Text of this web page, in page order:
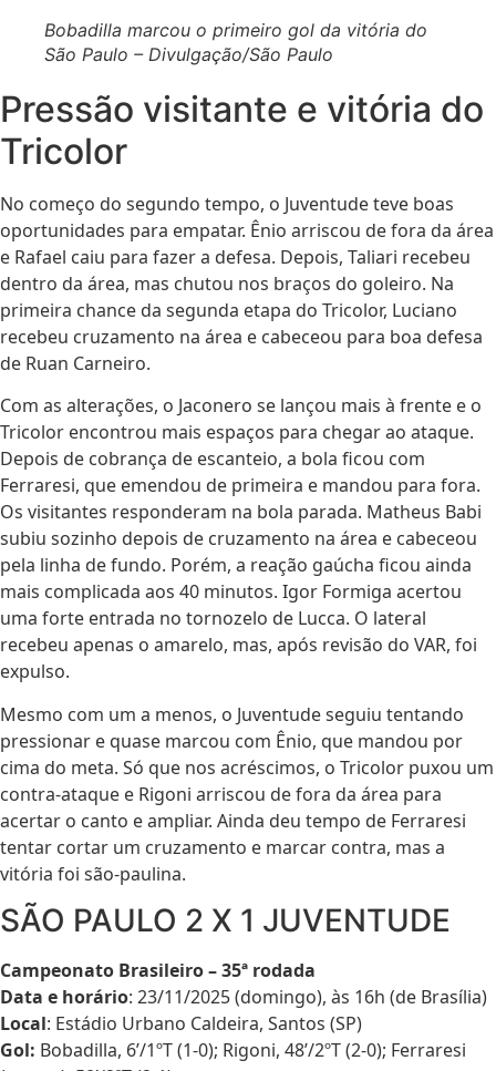
Bobadilla marcou o primeiro gol da vitória do
São Paulo – Divulgação/São Paulo
Pressão visitante e vitória do
Tricolor
No começo do segundo tempo, o Juventude teve boas
oportunidades para empatar. Ênio arriscou de fora da área
e Rafael caiu para fazer a defesa. Depois, Taliari recebeu
dentro da área, mas chutou nos braços do goleiro. Na
primeira chance da segunda etapa do Tricolor, Luciano
recebeu cruzamento na área e cabeceou para boa defesa
de Ruan Carneiro.
Com as alterações, o Jaconero se lançou mais à frente e o
Tricolor encontrou mais espaços para chegar ao ataque.
Depois de cobrança de escanteio, a bola ficou com
Ferraresi, que emendou de primeira e mandou para fora.
Os visitantes responderam na bola parada. Matheus Babi
subiu sozinho depois de cruzamento na área e cabeceou
pela linha de fundo. Porém, a reação gaúcha ficou ainda
mais complicada aos 40 minutos. Igor Formiga acertou
uma forte entrada no tornozelo de Lucca. O lateral
recebeu apenas o amarelo, mas, após revisão do VAR, foi
expulso.
Mesmo com um a menos, o Juventude seguiu tentando
pressionar e quase marcou com Ênio, que mandou por
cima do meta. Só que nos acréscimos, o Tricolor puxou um
contra-ataque e Rigoni arriscou de fora da área para
acertar o canto e ampliar. Ainda deu tempo de Ferraresi
tentar cortar um cruzamento e marcar contra, mas a
vitória foi são-paulina.
SÃO PAULO 2 X 1 JUVENTUDE
Campeonato Brasileiro – 35ª rodada
Data e horário: 23/11/2025 (domingo), às 16h (de Brasília)
Local: Estádio Urbano Caldeira, Santos (SP)
Gol: Bobadilla, 6’/1ºT (1-0); Rigoni, 48’/2ºT (2-0); Ferraresi